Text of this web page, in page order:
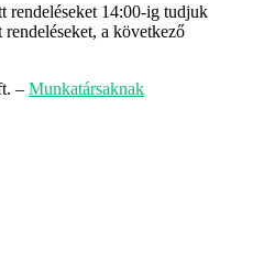
rendeléseket 14:00-ig tudjuk
a következő
– Munkatársaknak